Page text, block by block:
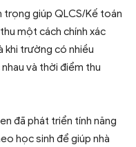
trọng giúp QLCS/Kế toán
một cách chính xác
khi trường có nhiều
và thời điểm thu
đã phát triển tính năng
học sinh để giúp nhà